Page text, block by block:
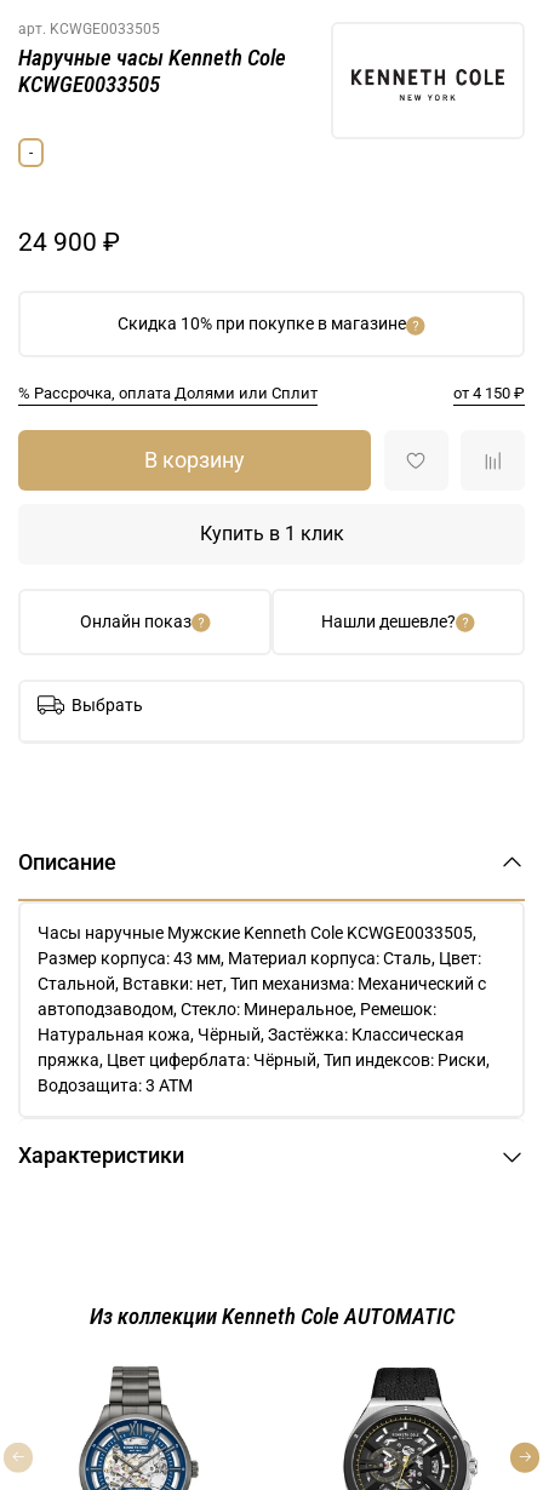
арт. KCWGE0033505
Скидка 10% при покупке в магазине
% Рассрочка, оплата Долями или Сплит от 4 150 ₽
Наручные часы Kenneth Cole
KCWGE0033505
-
24 900 ₽
Онлайн показ Нашли дешевле?
В корзину
Купить в 1 клик
Выбрать
Описание
Часы наручные Мужские Kenneth Cole KCWGE0033505,
Размер корпуса: 43 мм, Материал корпуса: Сталь, Цвет:
Стальной, Вставки: нет, Тип механизма: Механический с
автоподзаводом, Стекло: Минеральное, Ремешок:
Натуральная кожа, Чёрный, Застёжка: Классическая
пряжка, Цвет циферблата: Чёрный, Тип индексов: Риски,
Водозащита: 3 ATM
Характеристики
Из коллекции Kenneth Cole AUTOMATIC